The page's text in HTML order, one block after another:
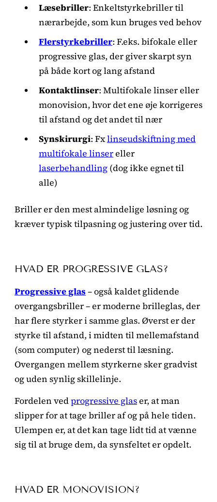
Læsebriller: Enkeltstyrkebriller til
nærarbejde, som kun bruges ved behov
Flerstyrkebriller: F.eks. bifokale eller
progressive glas, der giver skarpt syn
på både kort og lang afstand
Kontaktlinser: Multifokale linser eller
monovision, hvor det ene øje korrigeres
til afstand og det andet til nær
Synskirurgi: Fxlinseudskiftning med
multifokale linsereller
laserbehandling (dog ikke egnet til
alle)
Briller er den mest almindelige løsning og
kræver typisk tilpasning og justering over tid.
HVAD ER PROGRESSIVE GLAS?
Progressive glas– også kaldet glidende
overgangsbriller – er moderne brilleglas, der
har flere styrker i samme glas. Øverst er der
styrke til afstand, i midten til mellemafstand
(som computer) og nederst til læsning.
Overgangen mellem styrkerne sker gradvist
og uden synlig skillelinje.
Fordelen vedprogressive glaser, at man
slipper for at tage briller af og på hele tiden.
Ulempen er, at det kan tage lidt tid at vænne
sig til at bruge dem, da synsfeltet er opdelt.
HVAD ER MONOVISION?